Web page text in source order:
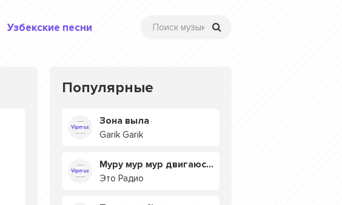
Узбекские песни
Популярные
Зона выла
Garik Garik
Муру мур мур двигаюсь на мурмулях
Это Радио